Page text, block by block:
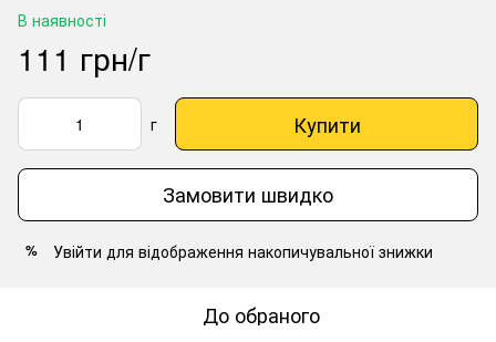
В наявності
111 грн/г
г Купити
Замовити швидко
% Увійти для відображення накопичувальної знижки
До обраного